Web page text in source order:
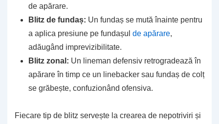
de apărare.
Blitz de fundaș: Un fundaș se mută înainte pentru
a aplica presiune pe fundașul de apărare,
adăugând imprevizibilitate.
Blitz zonal: Un lineman defensiv retrogradează în
apărare în timp ce un linebacker sau fundaș de colț
se grăbește, confuzionând ofensiva.
Fiecare tip de blitz servește la crearea de nepotriviri și